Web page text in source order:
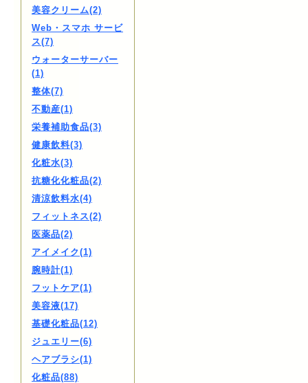
美容クリーム(2)
Web・スマホ サービ
ス(7)
ウォーターサーバー
(1)
整体(7)
不動産(1)
栄養補助食品(3)
健康飲料(3)
化粧水(3)
抗糖化化粧品(2)
清涼飲料水(4)
フィットネス(2)
医薬品(2)
アイメイク(1)
腕時計(1)
フットケア(1)
美容液(17)
基礎化粧品(12)
ジュエリー(6)
ヘアブラシ(1)
化粧品(88)